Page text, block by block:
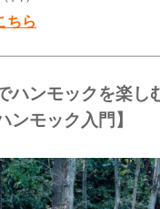
ちら
ンモックを楽し
ンモック入門】